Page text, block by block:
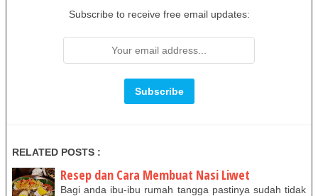
Subscribe to receive free email updates:
RELATED POSTS :
Resep dan Cara Membuat Nasi Liwet
Bagi anda ibu-ibu rumah tangga pastinya sudah tidak